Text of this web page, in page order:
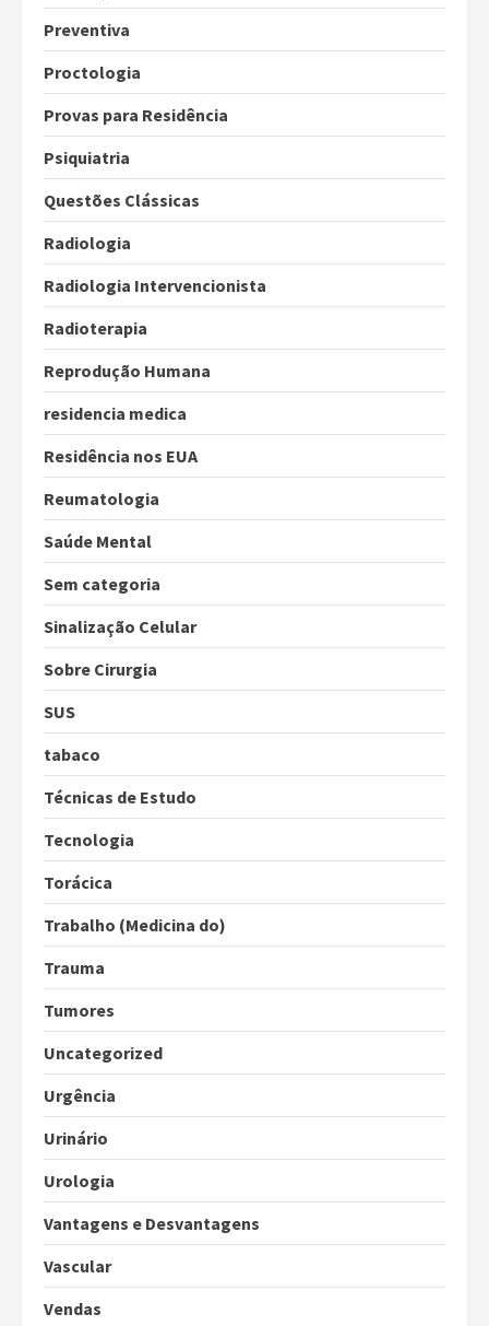
Preventiva
Proctologia
Provas para Residência
Psiquiatria
Questões Clássicas
Radiologia
Radiologia Intervencionista
Radioterapia
Reprodução Humana
residencia medica
Residência nos EUA
Reumatologia
Saúde Mental
Sem categoria
Sinalização Celular
Sobre Cirurgia
SUS
tabaco
Técnicas de Estudo
Tecnologia
Torácica
Trabalho (Medicina do)
Trauma
Tumores
Uncategorized
Urgência
Urinário
Urologia
Vantagens e Desvantagens
Vascular
Vendas